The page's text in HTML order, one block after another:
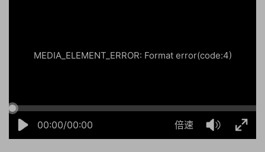
00:00/00:00 倍速
MEDIA_ELEMENT_ERROR: Format error(code:4)